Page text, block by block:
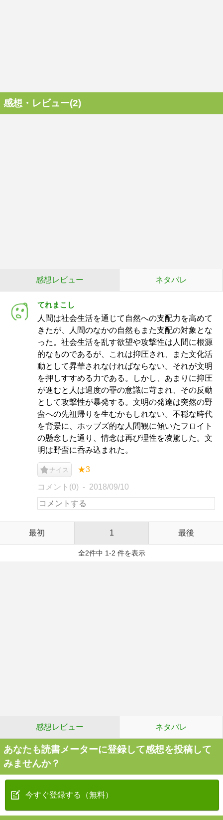
感想・レビュー(2)
感想レビュー ネタバレ
てれまこし
人間は社会生活を通じて自然への支配力を高めて
きたが、人間のなかの自然もまた支配の対象とな
った。社会生活を乱す欲望や攻撃性は人間に根源
的なものであるが、これは抑圧され、また文化活
動として昇華されなければならない。それが文明
を押しすすめる力である。しかし、あまりに抑圧
が進むと人は過度の罪の意識に苛まれ、その反動
として攻撃性が暴発する。文明の発達は突然の野
蛮への先祖帰りを生むかもしれない。不穏な時代
を背景に、ホッブズ的な人間観に傾いたフロイト
の懸念した通り、情念は再び理性を凌駕した。文
明は野蛮に呑み込まれた。
ナイス ★3
コメント(0) 2018/09/10
最初 1 最後
全2件中 1-2 件を表示
感想レビュー ネタバレ
あなたも読書メーターに登録して感想を投稿して
みませんか？
今すぐ登録する（無料）